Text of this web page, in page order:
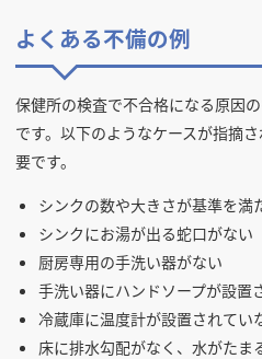
よくある不備の例
保健所の検査で不合格になる原因
です。以下のようなケースが指摘
要です。
シンクの数や大きさが基準を満
シンクにお湯が出る蛇口がない
厨房専用の手洗い器がない
手洗い器にハンドソープが設置
冷蔵庫に温度計が設置されてい
床に排水勾配がなく、水がたま